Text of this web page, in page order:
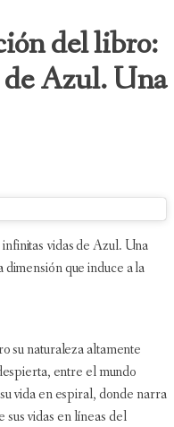
del libro:
Azul. Una
vidas de Azul. Una
que induce a la
su naturaleza altamente
entre el mundo
vida en espiral, donde narra
sus vidas en líneas del